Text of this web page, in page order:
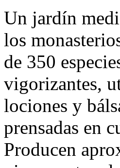
Un jardín
los
de 350
vigorizantes,
lociones y
prensadas en
Producen